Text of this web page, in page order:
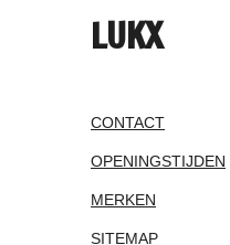
LUKX
CONTACT
OPENINGSTIJDEN
MERKEN
SITEMAP